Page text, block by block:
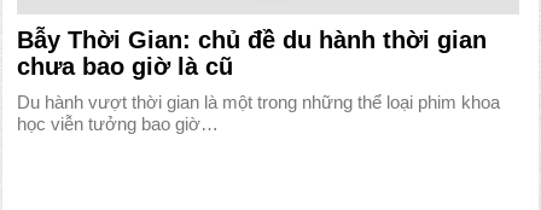
Bẫy Thời Gian: chủ đề du hành thời gian
chưa bao giờ là cũ
Du hành vượt thời gian là một trong những thể loại phim khoa
học viễn tưởng bao giờ…